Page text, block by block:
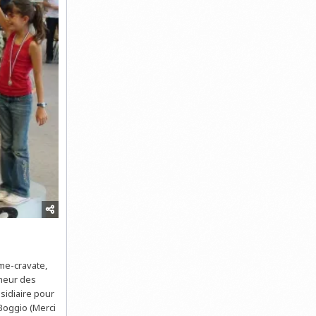
cravate,
des
pour
(Merci